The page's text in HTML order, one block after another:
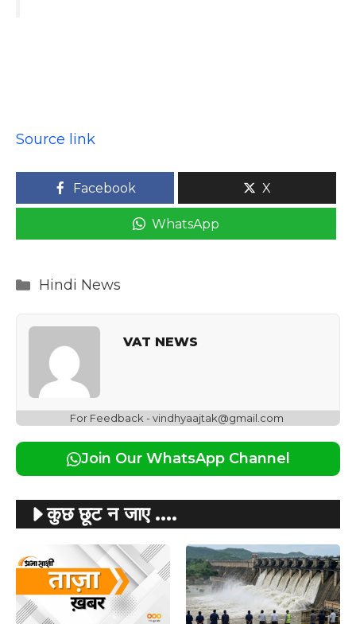
Source link
Facebook X
WhatsApp
Categories
Hindi News
VAT NEWS
For Feedback - vindhyaajtak@gmail.com
Join Our WhatsApp Channel
कुछ छूट न जाए ....